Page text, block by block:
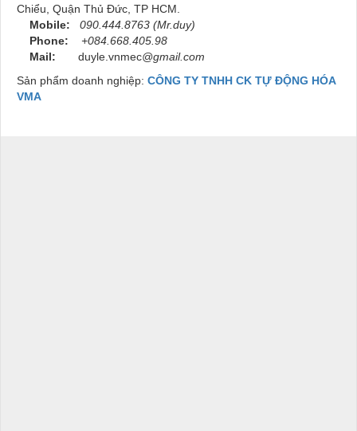
Chiểu, Quận Thủ Đức, TP HCM.
Mobile:
090.444.8763 (Mr.duy)
Phone:
+084.668.405.98
Mail:
duyle.vnmec@gmail.com
Sản phẩm doanh nghiệp: CÔNG TY TNHH CK TỰ ĐỘNG HÓA
VMA